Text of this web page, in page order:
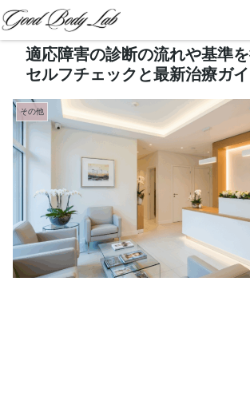
適応障害の診断の流れや基準を
セルフチェックと最新治療ガ
その他